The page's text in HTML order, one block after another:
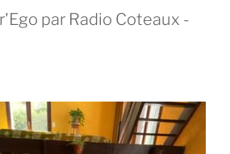
par Radio Coteaux -